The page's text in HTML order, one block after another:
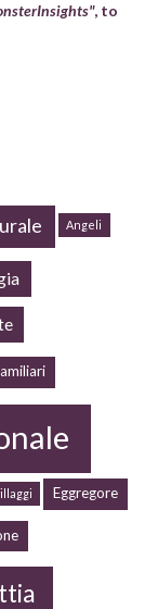
, to
Angeli
Eggregore